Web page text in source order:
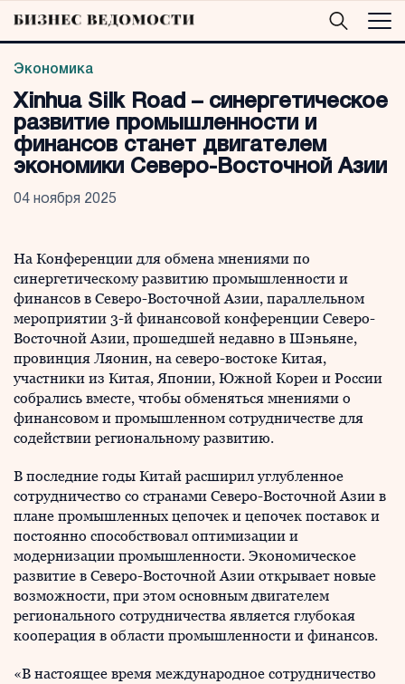
Экономика
Xinhua Silk Road – синергетическое
развитие промышленности и
финансов станет двигателем
экономики Северо-Восточной Азии
04 ноября 2025
На Конференции для обмена мнениями по
синергетическому развитию промышленности и
финансов в Северо-Восточной Азии, параллельном
мероприятии 3-й финансовой конференции Северо-
Восточной Азии, прошедшей недавно в Шэньяне,
провинция Ляонин, на северо-востоке Китая,
участники из Китая, Японии, Южной Кореи и России
собрались вместе, чтобы обменяться мнениями о
финансовом и промышленном сотрудничестве для
содействии региональному развитию.
В последние годы Китай расширил углубленное
сотрудничество со странами Северо-Восточной Азии в
плане промышленных цепочек и цепочек поставок и
постоянно способствовал оптимизации и
модернизации промышленности. Экономическое
развитие в Северо-Восточной Азии открывает новые
возможности, при этом основным двигателем
регионального сотрудничества является глубокая
кооперация в области промышленности и финансов.
«В настоящее время международное сотрудничество